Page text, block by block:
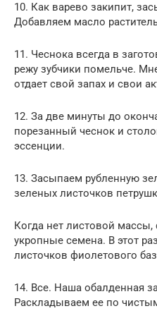
10. Как варево закипит,
Добавляем масло
11. Чеснока всегда в
режу зубчики помельче.
отдает свой запах и свои
12. За две минуты до
порезанный чеснок и
эссенции.
13. Засыпаем рубленную
зеленых листочков
Когда нет листовой
укропные семена. В этот
листочков фиолетового
14. Все. Наша обалденная
Раскладываем ее по